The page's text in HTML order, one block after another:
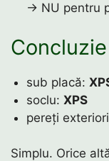
→ NU pentru
Concluzie
sub placă:
soclu:XPS
pereți
Simplu. Orice